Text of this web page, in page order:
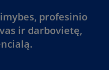
profesinio
ir darbovietę,